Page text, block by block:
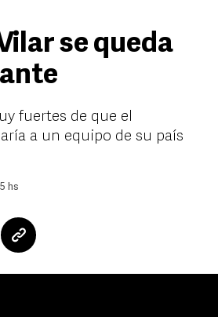
se queda
fuertes de que el
a un equipo de su país
hs